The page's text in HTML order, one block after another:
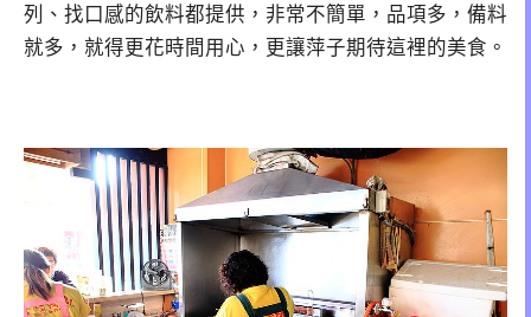
列、找口感的飲料都提供，非常不簡單，品項多，備料
就多，就得更花時間用心，更讓萍子期待這裡的美食。